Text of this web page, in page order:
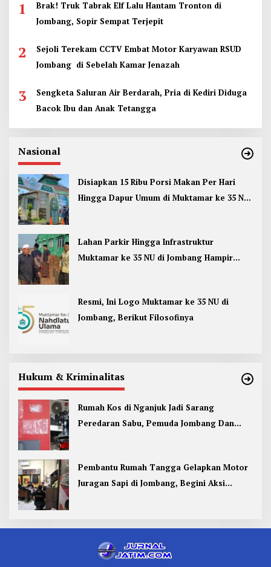
1
Brak! Truk Tabrak Elf Lalu Hantam Tronton di
Jombang, Sopir Sempat Terjepit
2
Sejoli Terekam CCTV Embat Motor Karyawan RSUD
Jombang di Sebelah Kamar Jenazah
3
Sengketa Saluran Air Berdarah, Pria di Kediri Diduga
Bacok Ibu dan Anak Tetangga
Nasional
Disiapkan 15 Ribu Porsi Makan Per Hari
Hingga Dapur Umum di Muktamar ke 35 NU
Lahan Parkir Hingga Infrastruktur
Muktamar ke 35 NU di Jombang Hampir
Resmi, Ini Logo Muktamar ke 35 NU di
Jombang, Berikut Filosofinya
Hukum & Kriminalitas
Rumah Kos di Nganjuk Jadi Sarang
Peredaran Sabu, Pemuda Jombang Dan
Pembantu Rumah Tangga Gelapkan Motor
Juragan Sapi di Jombang, Begini Aksi